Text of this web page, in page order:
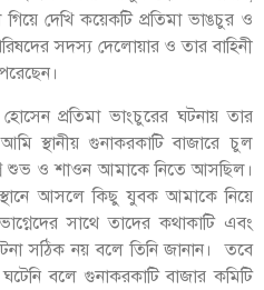
দেখি কয়েকটি প্রতিমা ভাঙচুর ও
সদস্য দেলোয়ার ও তার বাহিনী
প্রতিমা ভাংচুরের ঘটনায় তার
স্থানীয় গুনাকরকাটি বাজারে চুল
শুভ ও শাওন আমাকে নিতে আসছিল।
আসলে কিছু যুবক আমাকে নিয়ে
সাথে তাদের কথাকাটি এবং
সঠিক নয় বলে তিনি জানান। তবে
বলে গুনাকরকাটি বাজার কমিটি